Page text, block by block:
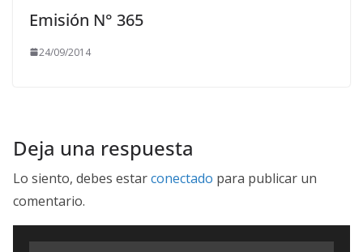
Emisión N° 365
24/09/2014
Deja una respuesta
Lo siento, debes estarconectado para publicar un
comentario.